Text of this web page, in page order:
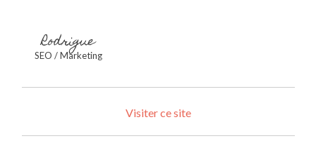
Rodrigue
SEO / Marketing
Visiter ce site